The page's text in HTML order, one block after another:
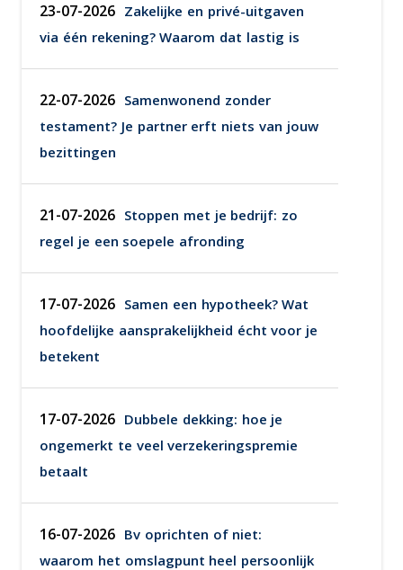
23-07-2026 Zakelijke en privé-uitgaven
via één rekening? Waarom dat lastig is
22-07-2026 Samenwonend zonder
testament? Je partner erft niets van jouw
bezittingen
21-07-2026 Stoppen met je bedrijf: zo
regel je een soepele afronding
17-07-2026 Samen een hypotheek? Wat
hoofdelijke aansprakelijkheid écht voor je
betekent
17-07-2026 Dubbele dekking: hoe je
ongemerkt te veel verzekeringspremie
betaalt
16-07-2026 Bv oprichten of niet:
waarom het omslagpunt heel persoonlijk